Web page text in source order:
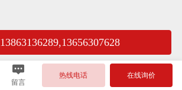
13863136289,13656307628
留言
热线电话 在线询价